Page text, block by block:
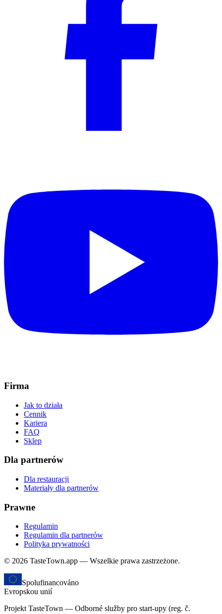
Firma
Jak to działa
Cennik
Kariera
FAQ
Sklep
Dla partnerów
Dla restauracji
Materiały dla partnerów
Prawne
Regulamin
Regulamin dla partnerów
Polityka prywatności
© 2026 TasteTown.app — Wszelkie prawa zastrzeżone.
Spolufinancováno
Evropskou unií
Projekt TasteTown — Odborné služby pro start-upy (reg. č.